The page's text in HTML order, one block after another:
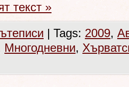
текст »
| Tags: 2009,
Многодневни,